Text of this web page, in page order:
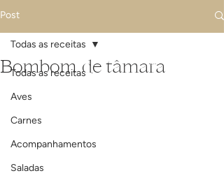
Post
Todas as receitas
Aves
Carnes
Acompanhamentos
Saladas
Todas as receitas
Bombom de tâmara